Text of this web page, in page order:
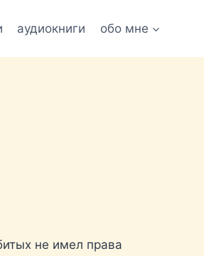
аудиокниги обо мне
не имел права